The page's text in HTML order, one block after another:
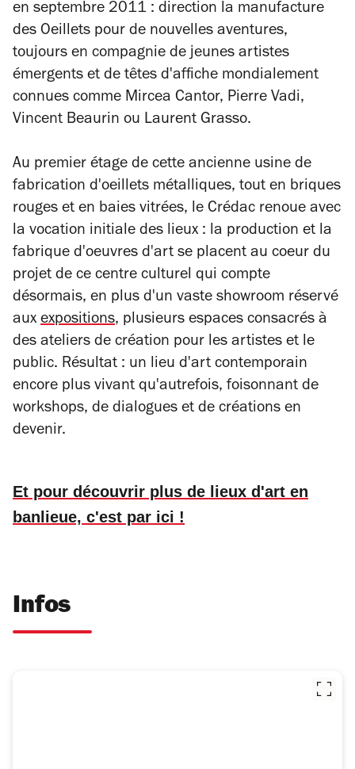
en septembre 2011 : direction la manufacture
des Oeillets pour de nouvelles aventures,
toujours en compagnie de jeunes artistes
émergents et de têtes d'affiche mondialement
connues comme Mircea Cantor, Pierre Vadi,
Vincent Beaurin ou Laurent Grasso.
Au premier étage de cette ancienne usine de
fabrication d'oeillets métalliques, tout en briques
rouges et en baies vitrées, le Crédac renoue avec
la vocation initiale des lieux : la production et la
fabrique d'oeuvres d'art se placent au coeur du
projet de ce centre culturel qui compte
désormais, en plus d'un vaste showroom réservé
aux expositions, plusieurs espaces consacrés à
des ateliers de création pour les artistes et le
public. Résultat : un lieu d'art contemporain
encore plus vivant qu'autrefois, foisonnant de
workshops, de dialogues et de créations en
devenir.
Et pour découvrir plus de lieux d'art en
banlieue, c'est par ici !
Infos